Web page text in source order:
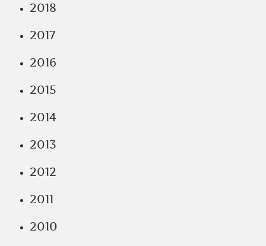
2018
2017
2016
2015
2014
2013
2012
2011
2010